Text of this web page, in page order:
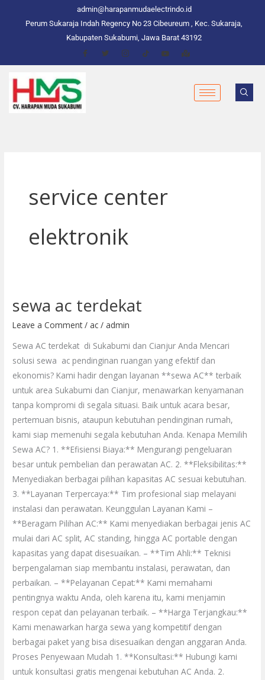
admin@harapanmudaelectrindo.id
Perum Sukaraja Indah Regency No 23 Cibeureum , Kec. Sukaraja,
Kabupaten Sukabumi, Jawa Barat 43192
service center
elektronik
sewa ac terdekat
Leave a Comment / ac / admin
Sewa AC terdekat di Sukabumi dan Cianjur Anda Mencari
solusi sewa ac pendinginan ruangan yang efektif dan
ekonomis? Kami hadir dengan layanan **sewa AC** terbaik
untuk area Sukabumi dan Cianjur, menawarkan kenyamanan
tanpa kompromi di segala situasi. Baik untuk acara besar,
pertemuan bisnis, ataupun kebutuhan pendinginan rumah,
kami siap memenuhi segala kebutuhan Anda. Kenapa Memilih
Sewa AC? 1. **Efisiensi Biaya:** Mengurangi pengeluaran
besar untuk pembelian dan perawatan AC. 2. **Fleksibilitas:**
Menyediakan berbagai pilihan kapasitas AC sesuai kebutuhan.
3. **Layanan Terpercaya:** Tim profesional siap melayani
instalasi dan perawatan. Keunggulan Layanan Kami –
**Beragam Pilihan AC:** Kami menyediakan berbagai jenis AC
mulai dari AC split, AC standing, hingga AC portable dengan
kapasitas yang dapat disesuaikan. – **Tim Ahli:** Teknisi
berpengalaman siap membantu instalasi, perawatan, dan
perbaikan. – **Pelayanan Cepat:** Kami memahami
pentingnya waktu Anda, oleh karena itu, kami menjamin
respon cepat dan pelayanan terbaik. – **Harga Terjangkau:**
Kami menawarkan harga sewa yang kompetitif dengan
berbagai paket yang bisa disesuaikan dengan anggaran Anda.
Proses Penyewaan Mudah 1. **Konsultasi:** Hubungi kami
untuk konsultasi gratis mengenai kebutuhan AC Anda. 2.
sewa
terdekat